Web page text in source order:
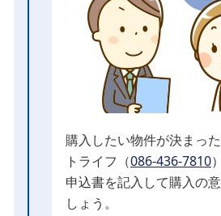
購入したい物件が決まっ
トライフ（086-436-7810
申込書を記入して購入の
しょう。